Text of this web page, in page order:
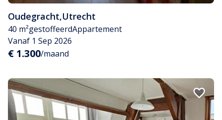
Oudegracht,Utrecht
40 m²gestoffeerdAppartement
Vanaf 1 Sep 2026
€ 1.300/maand